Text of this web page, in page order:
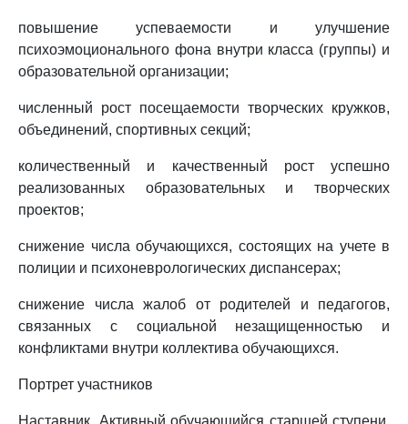
повышение успеваемости и улучшение
психоэмоционального фона внутри класса (группы) и
образовательной организации;
численный рост посещаемости творческих кружков,
объединений, спортивных секций;
количественный и качественный рост успешно
реализованных образовательных и творческих
проектов;
снижение числа обучающихся, состоящих на учете в
полиции и психоневрологических диспансерах;
снижение числа жалоб от родителей и педагогов,
связанных с социальной незащищенностью и
конфликтами внутри коллектива обучающихся.
Портрет участников
Наставник. Активный обучающийся старшей ступени,